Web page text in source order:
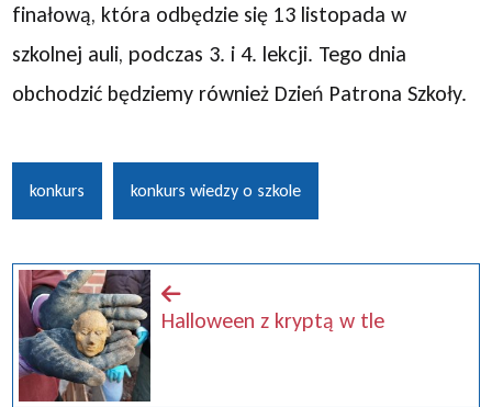
finałową, która odbędzie się 13 listopada w
szkolnej auli, podczas 3. i 4. lekcji. Tego dnia
obchodzić będziemy również Dzień Patrona Szkoły.
konkurs konkurs wiedzy o szkole
Halloween z kryptą w tle